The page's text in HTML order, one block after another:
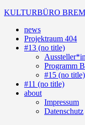
Skip
content
KULTURBÜRO
(Deutsch)
Galerie
news
Projektraum 404
#13 (no title)
Programm
#15 (no title)
#11 (no title)
about
Impressum
Datenschutz